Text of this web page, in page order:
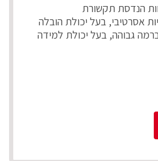
הנדסת תקשורת
אסרטיבי, בעל יכולת הובלה
גבוהה, בעל יכולת למידה